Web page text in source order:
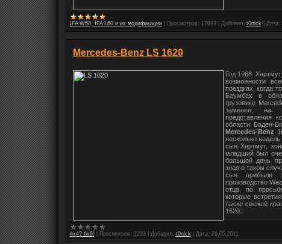
IFA W50, IFA L60 и их модификации| Просмотров: 17689| Добавил: t0nick| Дата:
Mercedes-Benz LS 1620
Год 1968.
возможности
поездках, когда
Баумбах в
грузовике
заменен, на
представления
области Баден-
Mercedes-Benz
несколько
сын Хартмут,
младший был
большой день
зная о таком
сын прибыли
производство
отца, по
которые
также свежей
1620.
4x4? 6x6! Просмотров: 2293| Добавил: t0nick| Дата: 26.05.2011